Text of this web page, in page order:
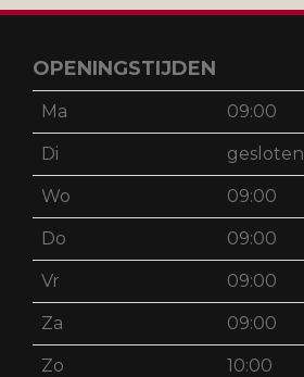
OPENINGSTIJDEN
Ma 09:00
Di gesloten
Wo 09:00
Do 09:00
Vr 09:00
Za 09:00
Zo 10:00